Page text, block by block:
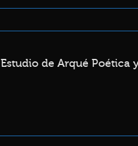
Estudio de Arqué Poética